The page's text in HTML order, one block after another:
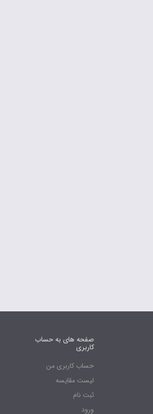
صفحه های به حساب
کاربری
حساب کاربری من
لیست مقایسه
ثبت نام
ورود